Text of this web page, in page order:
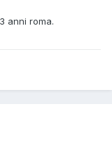
anni roma.